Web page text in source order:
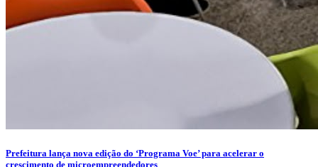
Prefeitura lança nova edição do ‘Programa Voe’ para acelerar o
crescimento de microempreendedores